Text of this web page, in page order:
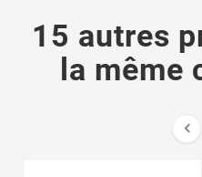
15 autres
la même
